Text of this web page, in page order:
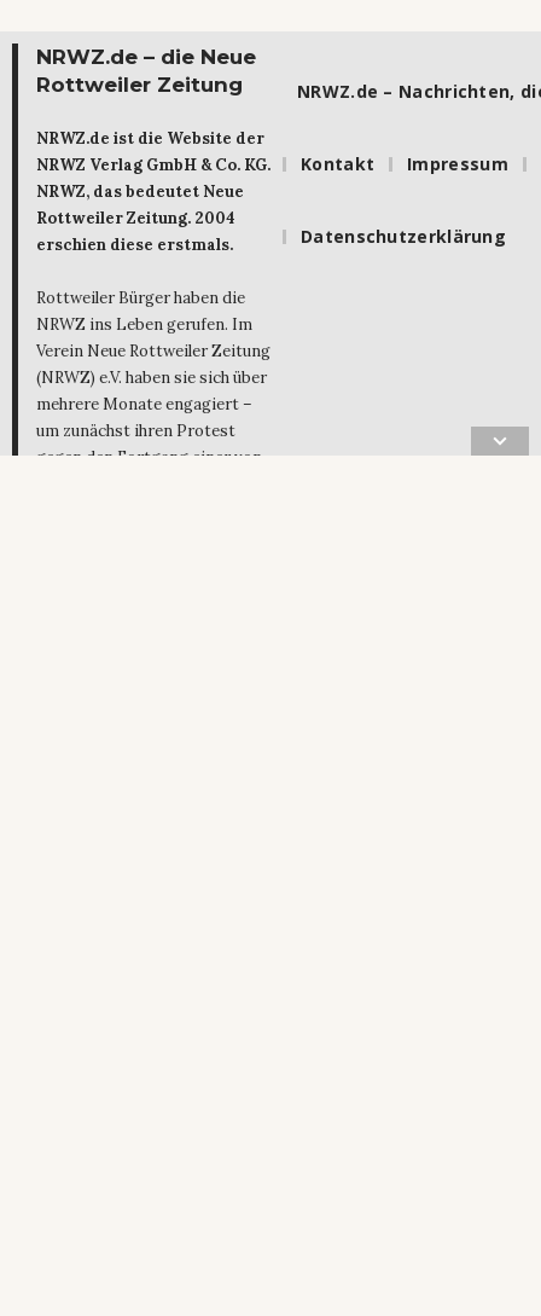
NRWZ.de – die Neue
Rottweiler Zeitung
NRWZ.de ist die Website der
NRWZ Verlag GmbH & Co. KG.
NRWZ, das bedeutet Neue
Rottweiler Zeitung. 2004
erschien diese erstmals.
Rottweiler Bürger haben die
NRWZ ins Leben gerufen. Im
Verein Neue Rottweiler Zeitung
(NRWZ) e.V. haben sie sich über
mehrere Monate engagiert –
um zunächst ihren Protest
gegen den Fortgang einer von
NRWZ.de – Nachrichten,
Kontakt Impressum
Datenschutzerklärung